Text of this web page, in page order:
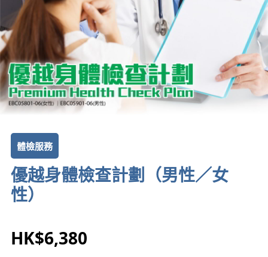
體檢服務
優越身體檢查計劃（男性／女
性）
HK$6,380